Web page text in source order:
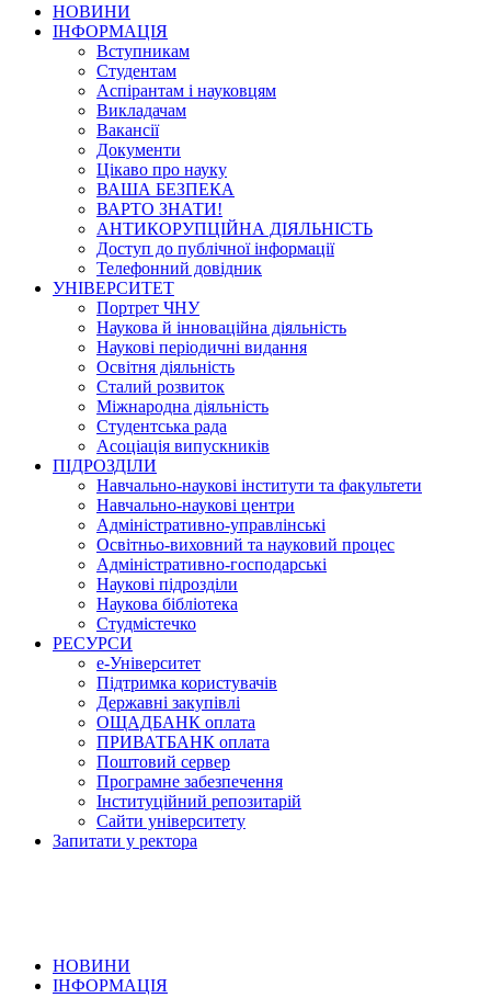
НОВИНИ
ІНФОРМАЦІЯ
Вступникам
Студентам
Аспірантам і науковцям
Викладачам
Вакансії
Документи
Цікаво про науку
ВАША БЕЗПЕКА
ВАРТО ЗНАТИ!
АНТИКОРУПЦІЙНА ДІЯЛЬНІСТЬ
Доступ до публічної інформації
Телефонний довідник
УНІВЕРСИТЕТ
Портрет ЧНУ
Наукова й інноваційна діяльність
Наукові періодичні видання
Освітня діяльність
Сталий розвиток
Міжнародна діяльність
Студентська рада
Асоціація випускників
ПІДРОЗДІЛИ
Навчально-наукові інститути та факультети
Навчально-наукові центри
Адміністративно-управлінські
Освітньо-виховний та науковий процес
Адміністративно-господарські
Наукові підрозділи
Наукова бібліотека
Студмістечко
РЕСУРСИ
е-Університет
Підтримка користувачів
Державні закупівлі
ОЩАДБАНК оплата
ПРИВАТБАНК оплата
Поштовий сервер
Програмне забезпечення
Інституційний репозитарій
Сайти університету
Запитати у ректора
НОВИНИ
ІНФОРМАЦІЯ